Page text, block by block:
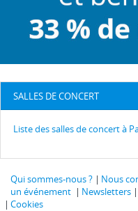
SALLES DE CONCERT
Liste des salles de concert à
Qui sommes-nous ? Nous
un événement
Newsletters
Cookies